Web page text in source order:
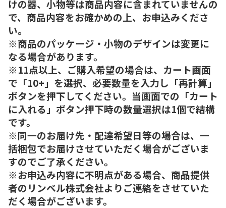
けの器、小物等は商品内容に含まれていませんの
で、商品内容をお確かめの上、お申込みくださ
い。
※商品のパッケージ・小物のデザインは変更に
なる場合があります。
※11点以上、ご購入希望の場合は、カート画面
で「10+」を選択、必要数量を入力し「再計算」
ボタンを押下してください。当画面での「カート
に入れる」ボタン押下時の数量選択は1個で結構
です。
※同一のお届け先・配達希望日等の場合は、一
括梱包でお届けさせていただく場合がございま
すのでご了承ください。
※お申込み内容に不明点がある場合、商品提供
者のリンベル株式会社よりご連絡をさせていた
だく場合がございます。